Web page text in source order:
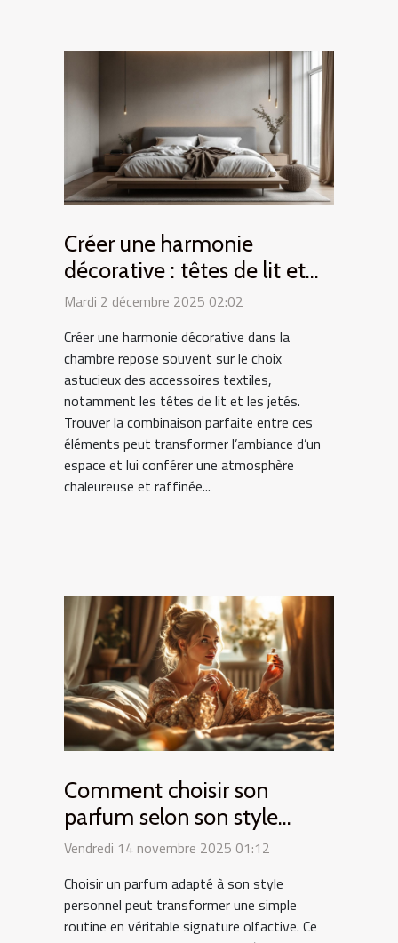
Créer une harmonie
décorative : têtes de lit et
jetés coordonnés
Mardi 2 décembre 2025 02:02
Créer une harmonie décorative dans la
chambre repose souvent sur le choix
astucieux des accessoires textiles,
notamment les têtes de lit et les jetés.
Trouver la combinaison parfaite entre ces
éléments peut transformer l’ambiance d’un
espace et lui conférer une atmosphère
chaleureuse et raffinée...
Comment choisir son
parfum selon son style
personnel ?
Vendredi 14 novembre 2025 01:12
Choisir un parfum adapté à son style
personnel peut transformer une simple
routine en véritable signature olfactive. Ce